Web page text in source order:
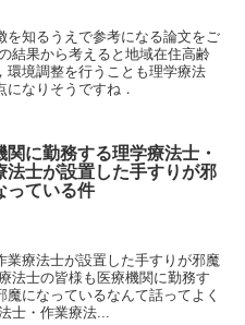
を知るうえで参考になる論文をご
結果から考えると地域在住高齢
環境調整を行うことも理学療法
なりそうですね．
関に勤務する理学療法士・
法士が設置した手すりが邪
っている件
療法士が設置した手すりが邪魔
法士の皆様も医療機関に勤務す
になっているなんて話ってよく
士・作業療法...